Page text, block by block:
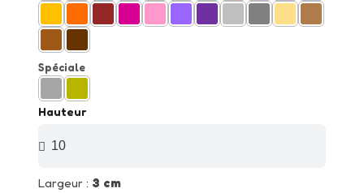
Spéciale
Hauteur
Largeur : 3 cm